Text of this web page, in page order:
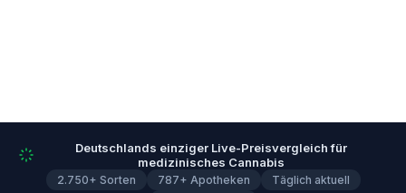
Deutschlands einziger Live-Preisvergleich für
medizinisches Cannabis
2.750+ Sorten 787+ Apotheken
Täglich aktuell